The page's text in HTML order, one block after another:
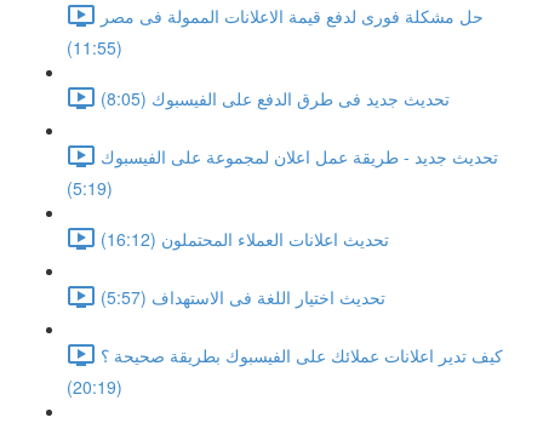
حل مشكلة فورى لدفع قيمة الاعلانات الممولة فى مصر
(11:55)
تحديث جديد فى طرق الدفع على الفيسبوك (8:05)
تحديث جديد - طريقة عمل اعلان لمجموعة على الفيسبوك
(5:19)
تحديث اعلانات العملاء المحتملون (16:12)
تحديث اختيار اللغة فى الاستهداف (5:57)
كيف تدير اعلانات عملائك على الفيسبوك بطريقة صحيحة ؟
(20:19)